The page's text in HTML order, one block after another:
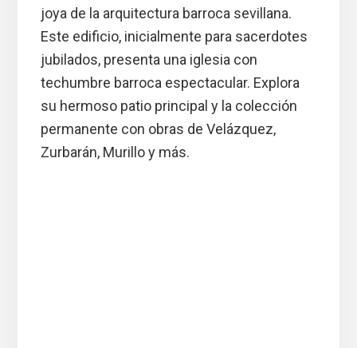
joya de la arquitectura barroca sevillana.
Este edificio, inicialmente para sacerdotes
jubilados, presenta una iglesia con
techumbre barroca espectacular. Explora
su hermoso patio principal y la colección
permanente con obras de Velázquez,
Zurbarán, Murillo y más.